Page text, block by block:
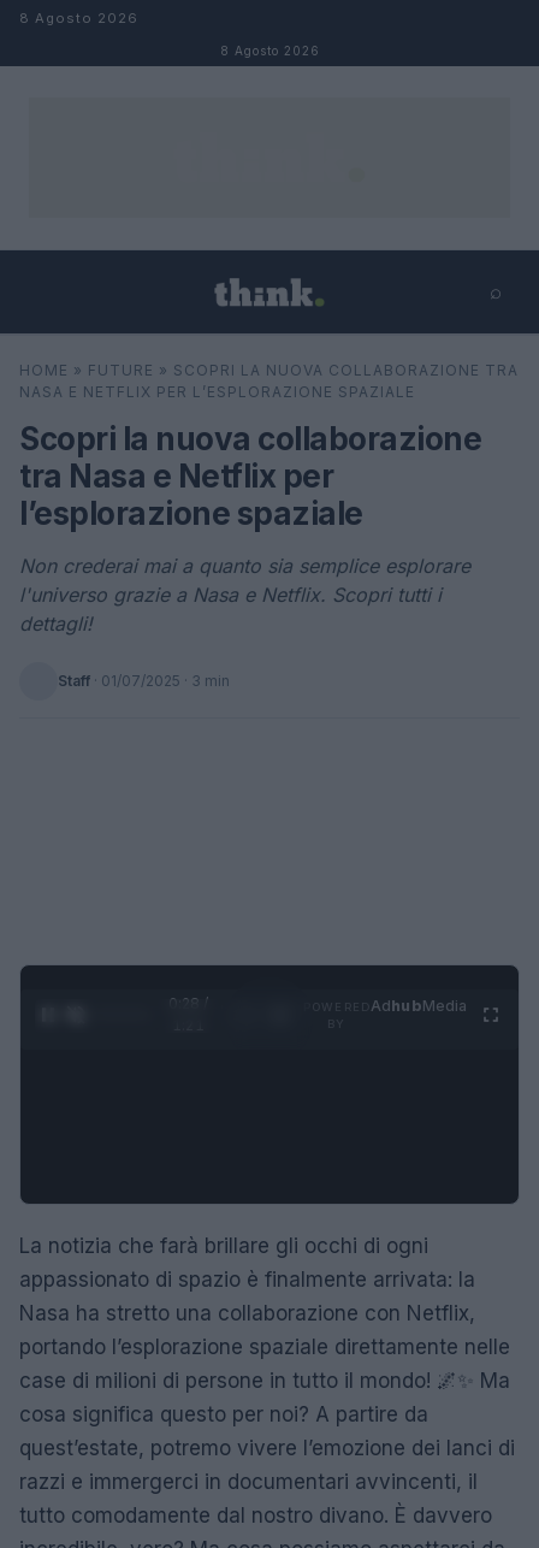
Salta al contenuto
8 Agosto 2026
8 Agosto 2026
⌕
Cerca ⌕ ×
HOME » FUTURE » SCOPRI LA NUOVA COLLABORAZIONE TRA
NASA E NETFLIX PER L’ESPLORAZIONE SPAZIALE
Scopri la nuova collaborazione
tra Nasa e Netflix per
l’esplorazione spaziale
Non crederai mai a quanto sia semplice esplorare
l'universo grazie a Nasa e Netflix. Scopri tutti i
dettagli!
Staff · 01/07/2025 · 3 min
0:29 /
AdhubMedia
La notizia che farà brillare gli occhi di ogni
appassionato di spazio è finalmente arrivata: la
Nasa ha stretto una collaborazione con Netflix,
portando l’esplorazione spaziale direttamente nelle
case di milioni di persone in tutto il mondo! 🌌✨ Ma
cosa significa questo per noi? A partire da
quest’estate, potremo vivere l’emozione dei lanci di
razzi e immergerci in documentari avvincenti, il
tutto comodamente dal nostro divano. È davvero